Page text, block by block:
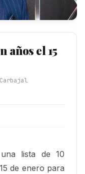
años el 15
lista de 10
de enero para